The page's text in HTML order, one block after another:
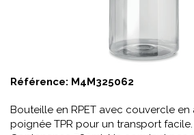
Référence: M4M325062
Bouteille en RPET avec couvercle
poignée TPR pour un transport facile.